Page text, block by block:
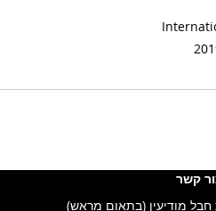
קשר